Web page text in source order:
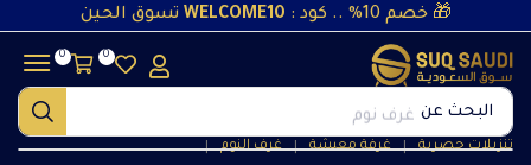
🎁 خصم 10% .. كود : WELCOME10 تسوق الحين
البحث عن غرف نوم
تنزيلات حصرية ❘ غرفة معيشة ❘ غرف النوم ❘
0
0